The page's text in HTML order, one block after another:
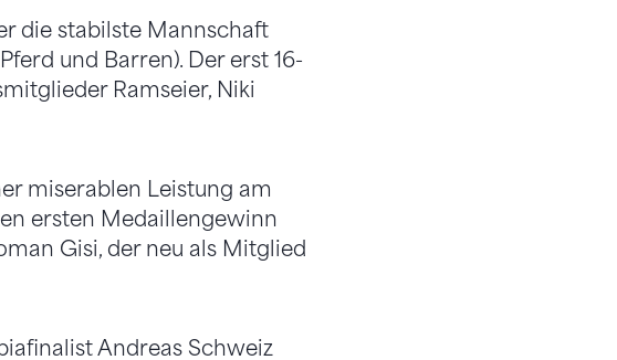
die stabilste Mannschaft
und Barren). Der erst 16-
Ramseier, Niki
miserablen Leistung am
ersten Medaillengewinn
Gisi, der neu als Mitglied
Andreas Schweiz